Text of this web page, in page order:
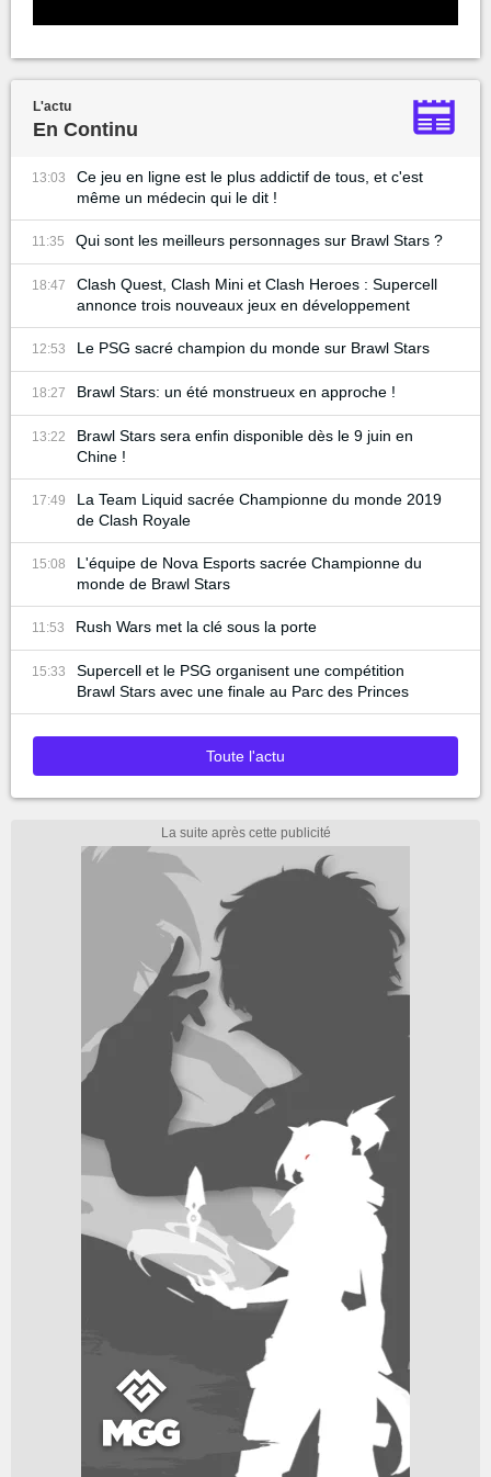
L'actu
En Continu
13:03
Ce jeu en ligne est le plus addictif de tous, et c'est
même un médecin qui le dit !
11:35 Qui sont les meilleurs personnages sur Brawl Stars ?
18:47
Clash Quest, Clash Mini et Clash Heroes : Supercell
annonce trois nouveaux jeux en développement
12:53 Le PSG sacré champion du monde sur Brawl Stars
18:27 Brawl Stars: un été monstrueux en approche !
13:22
Brawl Stars sera enfin disponible dès le 9 juin en
Chine !
17:49
La Team Liquid sacrée Championne du monde 2019
de Clash Royale
15:08
L'équipe de Nova Esports sacrée Championne du
monde de Brawl Stars
11:53 Rush Wars met la clé sous la porte
15:33
Supercell et le PSG organisent une compétition
Brawl Stars avec une finale au Parc des Princes
Toute l'actu